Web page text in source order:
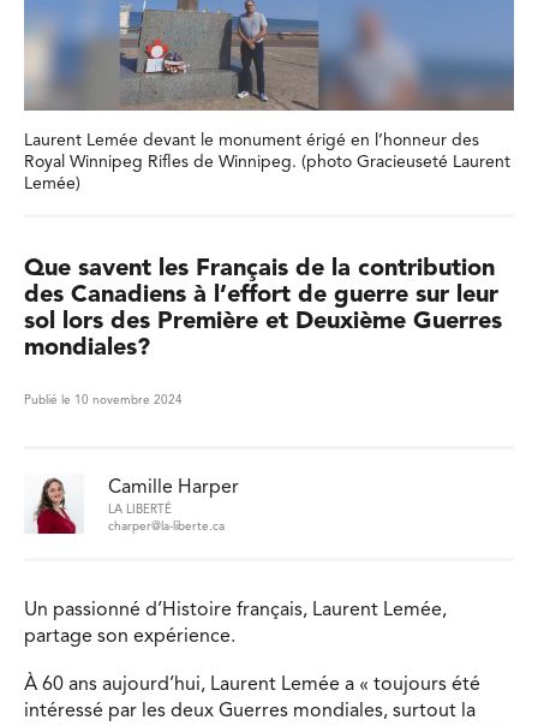
Laurent Lemée devant le monument érigé en l’honneur des
Royal Winnipeg Rifles de Winnipeg. (photo Gracieuseté Laurent
Lemée)
Que savent les Français de la contribution
des Canadiens à l’effort de guerre sur leur
sol lors des Première et Deuxième Guerres
mondiales?
Publié le 10 novembre 2024
Camille Harper
LA LIBERTÉ
charper@la-liberte.ca
Un passionné d’Histoire français, Laurent Lemée,
partage son expérience.
À 60 ans aujourd’hui, Laurent Lemée a « toujours été
intéressé par les deux Guerres mondiales, surtout la